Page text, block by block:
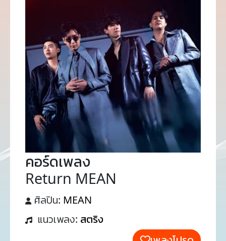
คอร์ดเพลง
Return MEAN
ศิลปิน: MEAN
แนวเพลง: สตริง